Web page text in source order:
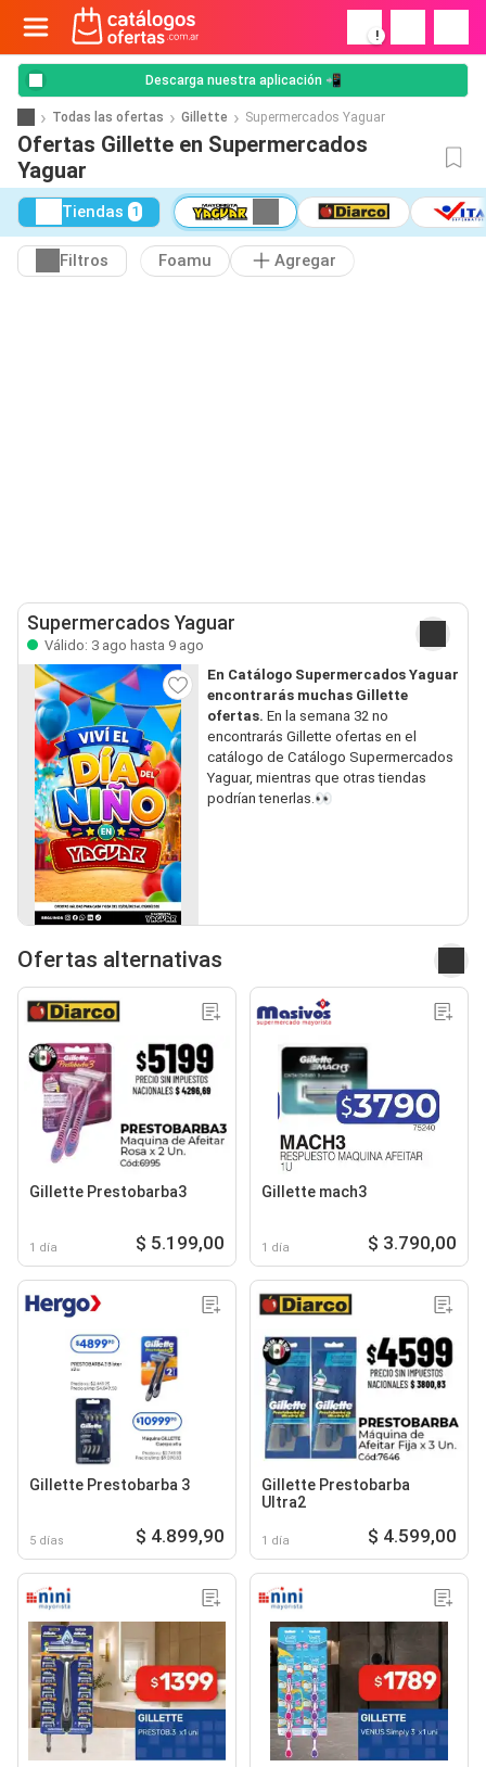
!
Descarga nuestra aplicación 📲
Todas las ofertas Gillette Supermercados Yaguar
Ofertas Gillette en Supermercados
Yaguar
Tiendas 1
Filtros Foamu Agregar
Supermercados Yaguar
Válido: 3 ago hasta 9 ago
En Catálogo Supermercados Yaguar
encontrarás muchas Gillette
ofertas. En la semana 32 no
encontrarás Gillette ofertas en el
catálogo de Catálogo Supermercados
Yaguar, mientras que otras tiendas
podrían tenerlas.👀
Ofertas alternativas
Gillette Prestobarba3
1 día $ 5.199,00
Gillette mach3
1 día $ 3.790,00
Gillette Prestobarba 3
5 días $ 4.899,90
Gillette Prestobarba
Ultra2
1 día $ 4.599,00